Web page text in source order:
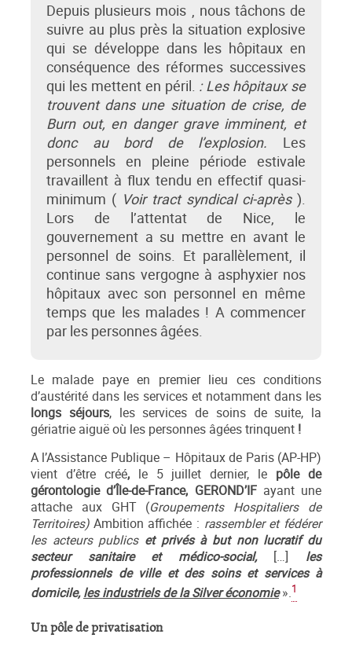
Depuis plusieurs mois , nous tâchons de
suivre au plus près la situation explosive
qui se développe dans les hôpitaux en
conséquence des réformes successives
qui les mettent en péril. :Les hôpitaux se
trouvent dans une situation de crise, de
Burn out, en danger grave imminent, et
donc au bord de l’explosion. Les
personnels en pleine période estivale
travaillent à flux tendu en effectif quasi-
minimum ( Voir tract syndical ci-après).
Lors de l’attentat de Nice, le
gouvernement a su mettre en avant le
personnel de soins. Et parallèlement, il
continue sans vergogne à asphyxier nos
hôpitaux avec son personnel en même
temps que les malades ! A commencer
par les personnes âgées.
Le malade paye en premier lieu ces conditions
d’austérité dans les services et notamment dans les
longs séjours, les services de soins de suite, la
gériatrie aiguë où les personnes âgées trinquent !
A l’Assistance Publique – Hôpitaux de Paris (AP-HP)
vient d’être créé, le 5 juillet dernier, le pôle de
gérontologie d’Île-de-France, GEROND’IF ayant une
attache aux GHT (Groupements Hospitaliers de
Territoires)Ambition affichée : rassembler et fédérer
les acteurs publics et privés à but non lucratif du
secteur sanitaire et médico-social, […]
les
professionnels de ville et des soins et services à
domicile,les industriels de la Silver économie».1
Un pôle de privatisation